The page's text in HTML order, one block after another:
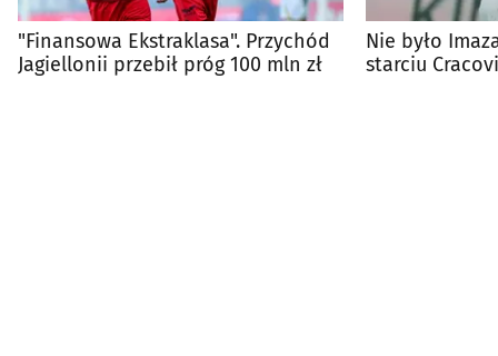
"Finansowa Ekstraklasa". Przychód
Jagiellonii przebił próg 100 mln zł
Nie było
starciu